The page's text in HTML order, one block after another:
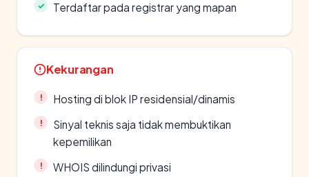
Terdaftar pada registrar yang mapan
Kekurangan
Hosting di blok IP residensial/dinamis
Sinyal teknis saja tidak membuktikan
kepemilikan
WHOIS dilindungi privasi